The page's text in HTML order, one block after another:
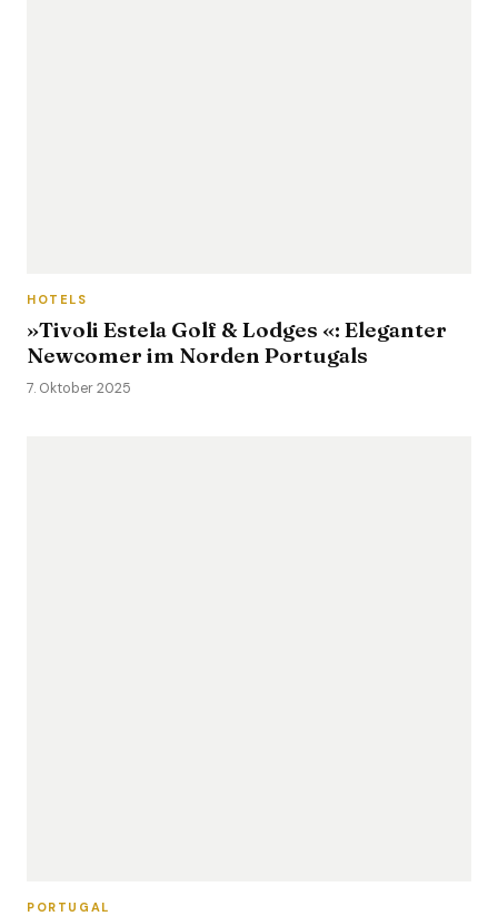
HOTELS
»Tivoli Estela Golf & Lodges «: Eleganter
Newcomer im Norden Portugals
7. Oktober 2025
PORTUGAL